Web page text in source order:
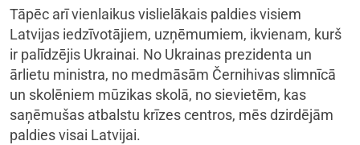
Tāpēc arī vienlaikus vislielākais paldies visiem
Latvijas iedzīvotājiem, uzņēmumiem, ikvienam, kurš
ir palīdzējis Ukrainai. No Ukrainas prezidenta un
ārlietu ministra, no medmāsām Černihivas slimnīcā
un skolēniem mūzikas skolā, no sievietēm, kas
saņēmušas atbalstu krīzes centros, mēs dzirdējām
paldies visai Latvijai.